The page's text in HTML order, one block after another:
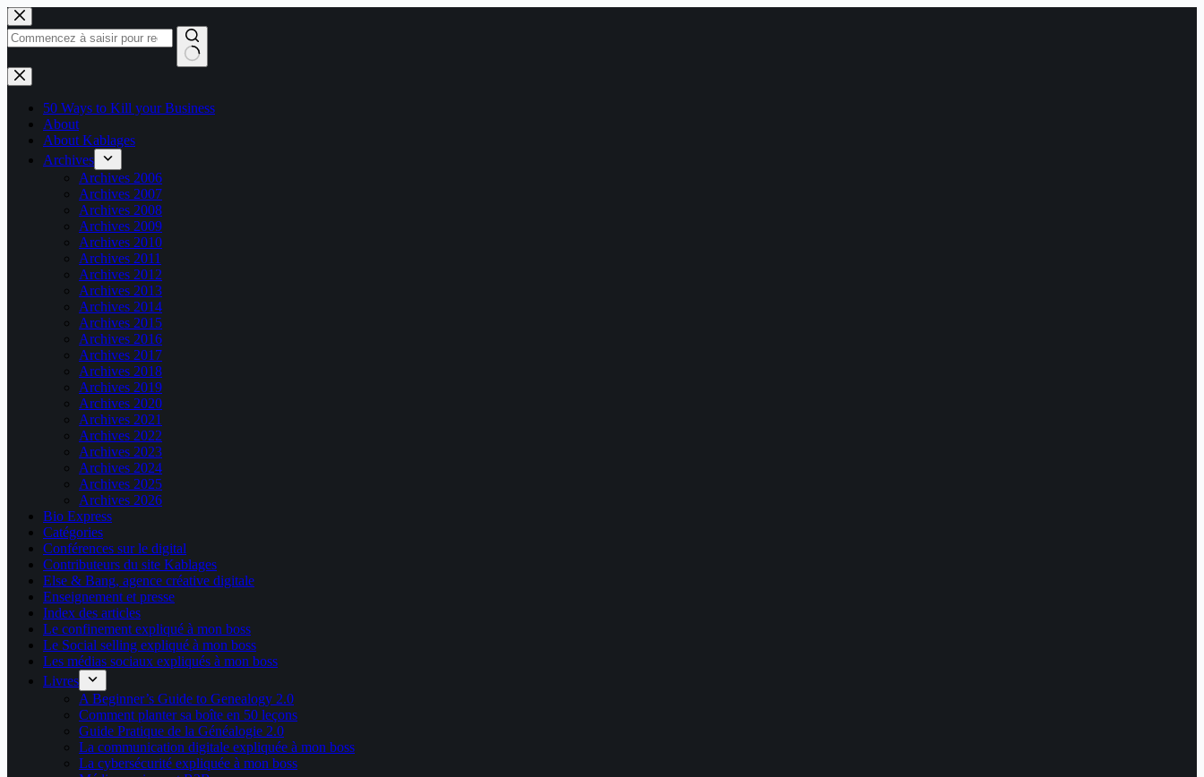
Passer
au
contenu
Aucun
résultat
50 Ways to Kill your Business
About
About Kablages
Archives
Archives 2006
Archives 2007
Archives 2008
Archives 2009
Archives 2010
Archives 2011
Archives 2012
Archives 2013
Archives 2014
Archives 2015
Archives 2016
Archives 2017
Archives 2018
Archives 2019
Archives 2020
Archives 2021
Archives 2022
Archives 2023
Archives 2024
Archives 2025
Archives 2026
Bio Express
Catégories
Conférences sur le digital
Contributeurs du site Kablages
Else & Bang, agence créative digitale
Enseignement et presse
Index des articles
Le confinement expliqué à mon boss
Le Social selling expliqué à mon boss
Les médias sociaux expliqués à mon boss
Livres
A Beginner’s Guide to Genealogy 2.0
Comment planter sa boîte en 50 leçons
Guide Pratique de la Généalogie 2.0
La communication digitale expliquée à mon boss
La cybersécurité expliquée à mon boss